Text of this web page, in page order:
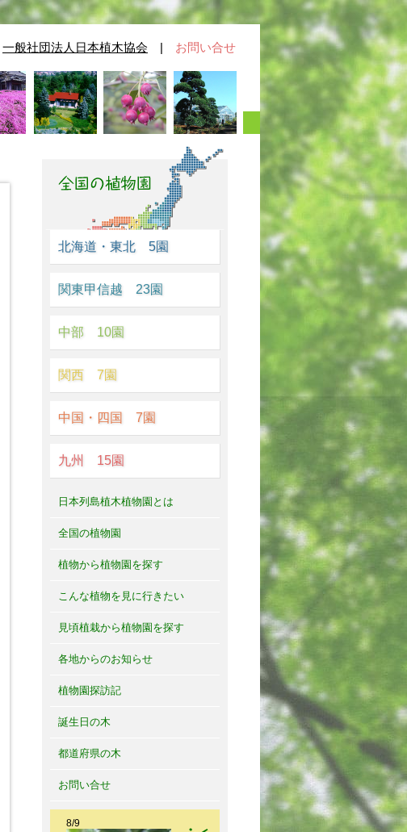
一般社団法人日本植木協会 | お問い合せ
北海道・東北 5園
関東甲信越 23園
中部 10園
関西 7園
中国・四国 7園
九州 15園
日本列島植木植物園とは
全国の植物園
植物から植物園を探す
こんな植物を見に行きたい
見頃植栽から植物園を探す
各地からのお知らせ
植物園探訪記
誕生日の木
都道府県の木
お問い合せ
8/9